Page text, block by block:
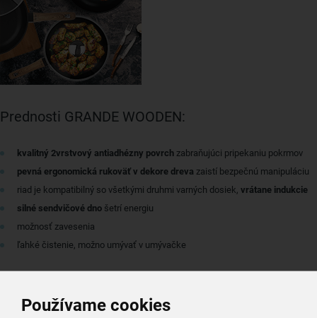
Používame cookies
Prednosti GRANDE WOODEN:
kvalitný 2vrstvový antiadhézny povrch zabraňujúci pripekaniu pokrmov
pevná ergonomická rukoväť v dekore dreva zaistí bezpečnú manipuláciu
riad je kompatibilný so všetkými druhmi varných dosiek, vrátane indukcie
silné sendvičové dno šetrí energiu
možnosť zavesenia
ľahké čistenie, možno umývať v umývačke